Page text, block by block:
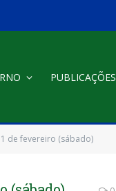
PUBLICAÇÕES
de fevereiro (sábado)